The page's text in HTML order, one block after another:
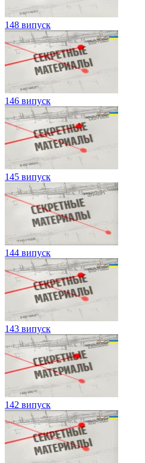
148 випуск
146 випуск
145 випуск
144 випуск
143 випуск
142 випуск